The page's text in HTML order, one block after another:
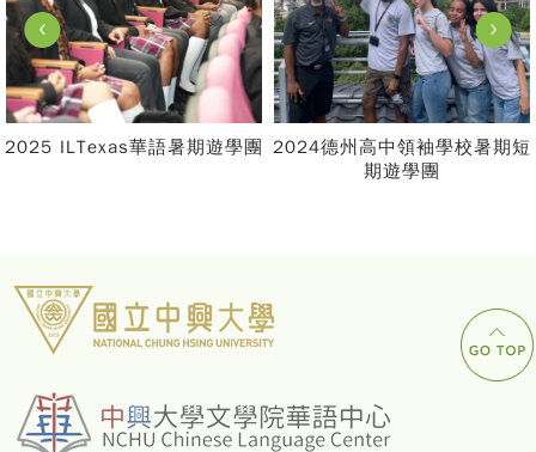
View Photo
2025 ILTexas華語暑期遊學團
View Photo
2024德州高中領袖學校暑期短
期遊學團